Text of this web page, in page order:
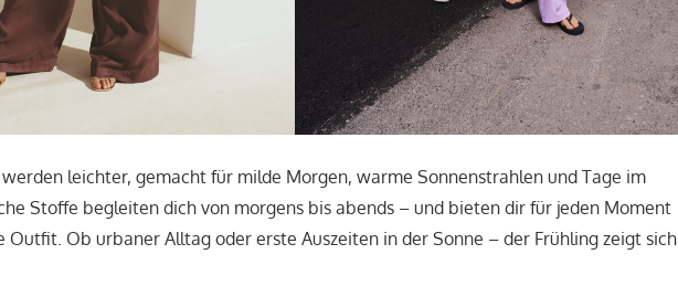
leichter, gemacht für milde Morgen, warme Sonnenstrahlen und Tage im
Stoffe begleiten dich von morgens bis abends – und bieten dir für jeden Moment
Outfit. Ob urbaner Alltag oder erste Auszeiten in der Sonne – der Frühling zeigt sich